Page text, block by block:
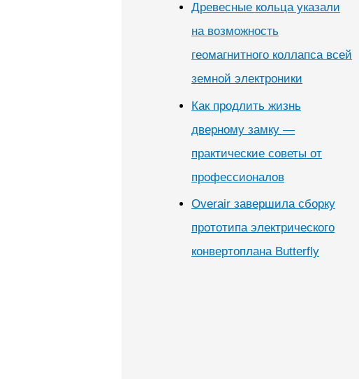
Древесные кольца указали
на возможность
геомагнитного коллапса всей
земной электроники
Как продлить жизнь
дверному замку —
практические советы от
профессионалов
Overair завершила сборку
прототипа электрического
конвертоплана Butterfly